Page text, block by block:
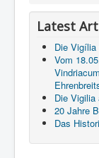
Latest
Die
Vom
Die Vigilia
20 Jahre
Das